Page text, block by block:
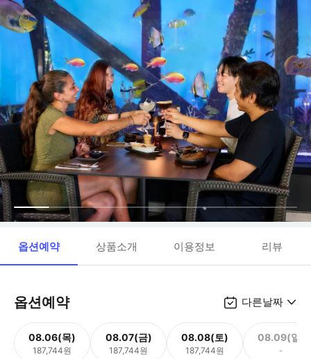
옵션예약 상품소개 이용정보 리뷰
옵션예약 다른날짜
08.06(목)
187,744원
08.07(금)
187,744원
08.08(토)
187,744원
08.09(일)
-